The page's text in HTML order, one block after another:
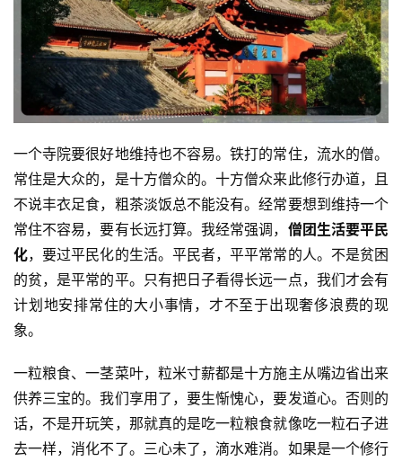
一个寺院要很好地维持也不容易。铁打的常住，流水的僧。
常住是大众的，是十方僧众的。十方僧众来此修行办道，且
不说丰衣足食，粗茶淡饭总不能没有。经常要想到维持一个
常住不容易，要有长远打算。我经常强调， 僧团生活要平民
化，要过平民化的生活。平民者，平平常常的人。不是贫困
的贫，是平常的平。只有把日子看得长远一点，我们才会有
计划地安排常住的大小事情，才不至于出现奢侈浪费的现
象。
一粒粮食、一茎菜叶，粒米寸薪都是十方施主从嘴边省出来
供养三宝的。我们享用了，要生惭愧心，要发道心。否则的
话，不是开玩笑，那就真的是吃一粒粮食就像吃一粒石子进
去一样，消化不了。三心未了，滴水难消。如果是一个修行